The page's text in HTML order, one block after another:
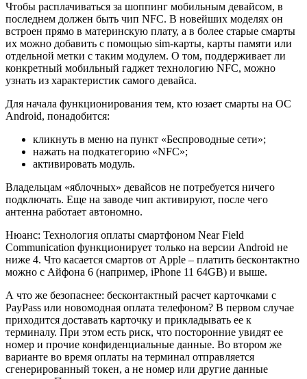
Чтобы расплачиваться за шоппинг мобильным девайсом, в
последнем должен быть чип NFC. В новейших моделях он
встроен прямо в материнскую плату, а в более старые смарты
их можно добавить с помощью sim-карты, карты памяти или
отдельной метки с таким модулем. О том, поддерживает ли
конкретный мобильный гаджет технологию NFC, можно
узнать из характеристик самого девайса.
Для начала функционирования тем, кто юзает смарты на ОС
Android, понадобится:
кликнуть в меню на пункт «Беспроводные сети»;
нажать на подкатегорию «NFC»;
активировать модуль.
Владельцам «яблочных» девайсов не потребуется ничего
подключать. Еще на заводе чип активируют, после чего
антенна работает автономно.
Нюанс: Технология оплаты смартфоном Near Field
Communication функционирует только на версии Android не
ниже 4. Что касается смартов от Apple – платить бесконтактно
можно с Айфона 6 (например, iPhone 11 64GB) и выше.
А что же безопаснее: бесконтактный расчет карточками с
PayPass или новомодная оплата телефоном? В первом случае
приходится доставать карточку и прикладывать ее к
терминалу. При этом есть риск, что посторонние увидят ее
номер и прочие конфиденциальные данные. Во втором же
варианте во время оплаты на терминал отправляется
сгенерированный токен, а не номер или другие данные